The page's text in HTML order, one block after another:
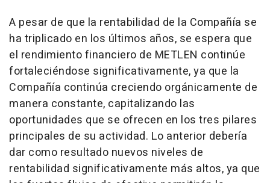
A pesar de que la rentabilidad de la Compañía se
ha triplicado en los últimos años, se espera que
el rendimiento financiero de METLEN continúe
fortaleciéndose significativamente, ya que la
Compañía continúa creciendo orgánicamente de
manera constante, capitalizando las
oportunidades que se ofrecen en los tres pilares
principales de su actividad. Lo anterior debería
dar como resultado nuevos niveles de
rentabilidad significativamente más altos, ya que